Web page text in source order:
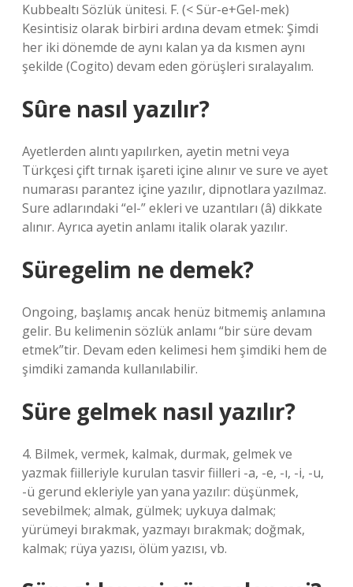
Kubbealtı Sözlük ünitesi. F. (< Sür-e+Gel-mek)
Kesintisiz olarak birbiri ardına devam etmek: Şimdi
her iki dönemde de aynı kalan ya da kısmen aynı
şekilde (Cogito) devam eden görüşleri sıralayalım.
Sûre nasıl yazılır?
Ayetlerden alıntı yapılırken, ayetin metni veya
Türkçesi çift tırnak işareti içine alınır ve sure ve ayet
numarası parantez içine yazılır, dipnotlara yazılmaz.
Sure adlarındaki “el-” ekleri ve uzantıları (â) dikkate
alınır. Ayrıca ayetin anlamı italik olarak yazılır.
Süregelim ne demek?
Ongoing, başlamış ancak henüz bitmemiş anlamına
gelir. Bu kelimenin sözlük anlamı “bir süre devam
etmek”tir. Devam eden kelimesi hem şimdiki hem de
şimdiki zamanda kullanılabilir.
Süre gelmek nasıl yazılır?
4. Bilmek, vermek, kalmak, durmak, gelmek ve
yazmak fiilleriyle kurulan tasvir fiilleri -a, -e, -ı, -i, -u,
-ü gerund ekleriyle yan yana yazılır: düşünmek,
sevebilmek; almak, gülmek; uykuya dalmak;
yürümeyi bırakmak, yazmayı bırakmak; doğmak,
kalmak; rüya yazısı, ölüm yazısı, vb.